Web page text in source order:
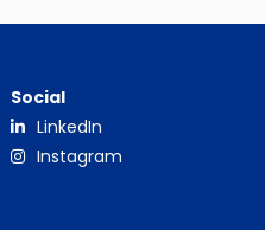
Social
LinkedIn
Instagram